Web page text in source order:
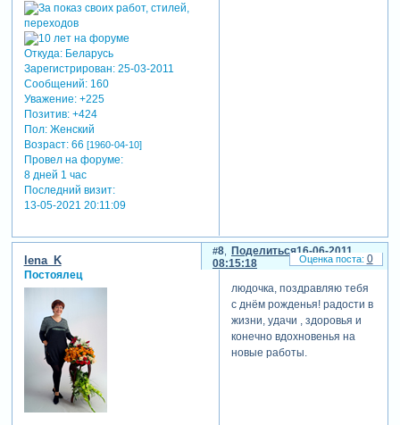
Откуда:Беларусь
Зарегистрирован: 25-03-2011
Сообщений:160
Уважение: +225
Позитив: +424
Пол:Женский
Возраст:66 [1960-04-10]
Провел на форуме:
8 дней 1 час
Последний визит:
13-05-2021 20:11:09
Поделиться
8
16-06-2011
08:15:18
lena_K
Постоялец
людочка, поздравляю тебя
с днём рожденья! радости в
жизни, удачи , здоровья и
конечно вдохновенья на
новые работы.
0